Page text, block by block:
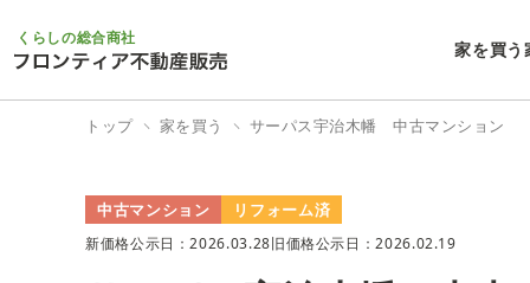
くらしの総合商社
家を買う
トップ 家を買う サーパス宇治木幡 中古マンション
中古マンション リフォーム済
新価格公示日：2026.03.28旧価格公示日：2026.02.19